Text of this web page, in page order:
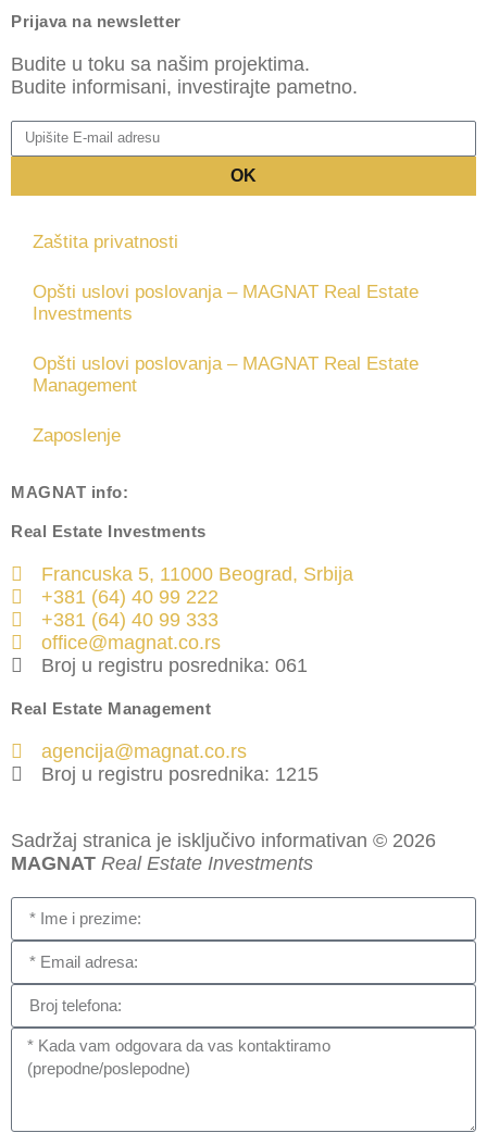
Prijava na newsletter
Budite u toku sa našim projektima.
Budite informisani, investirajte pametno.
OK
Zaštita privatnosti
Opšti uslovi poslovanja – MAGNAT Real Estate
Investments
Opšti uslovi poslovanja – MAGNAT Real Estate
Management
Zaposlenje
MAGNAT info:
Real Estate Investments
Francuska 5, 11000 Beograd, Srbija
+381 (64) 40 99 222
+381 (64) 40 99 333
office@magnat.co.rs
Broj u registru posrednika: 061
Real Estate Management
agencija@magnat.co.rs
Broj u registru posrednika: 1215
Sadržaj stranica je isključivo informativan © 2026
MAGNAT Real Estate Investments